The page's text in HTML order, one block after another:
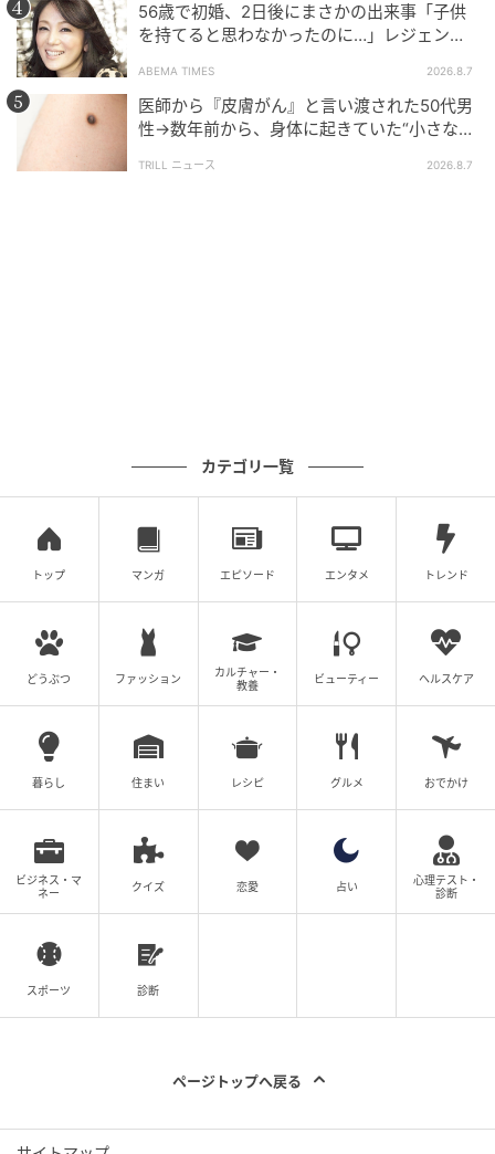
ウーマンエキサイト
娘を泣かせておいて、さらに自分勝手な言葉を発する
あの子に不快感…。
せっかく楽しく遊んでいたのに、モヤモヤした気持ち
になるのでした。
(神谷もち)
元記事で読む
するのが正解だった？【あの子 Vol.8】
前の話 次の話を読む
あの子
ウーマンエキサイト
全話一覧を見る
ウーマンエキサイト
56歳で初婚、2日後にまさかの出来事「子供
を持てると思わなかったのに…」レジェンド
ABEMA TIMES 2026.8.7
医師から『皮膚がん』と言い渡された50代男
性→数年前から、身体に起きていた“小さな異
TRILL ニュース 2026.8.7
カテゴリ一覧
トップ マンガ エピソード エンタメ トレンド
どうぶつ ファッション
カルチャー・
教養
ビューティー ヘルスケア
暮らし 住まい レシピ グルメ おでかけ
ビジネス・マ
ネー
クイズ 恋愛 占い
心理テスト・
診断
スポーツ 診断
ページトップへ戻る